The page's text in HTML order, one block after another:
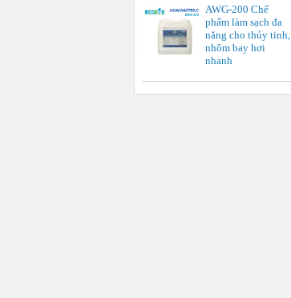
AWG-200 Chế
phẩm làm sạch đa
năng cho thủy tinh,
nhôm bay hơi
nhanh